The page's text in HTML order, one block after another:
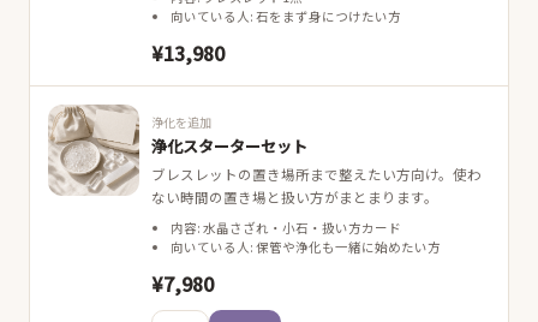
向いている人: 石をまず身につけたい方
¥13,980
浄化を追加
浄化スターターセット
ブレスレットの置き場所まで整えたい方向け。使わ
ない時間の置き場と扱い方がまとまります。
内容: 水晶さざれ・小石・扱い方カード
向いている人: 保管や浄化も一緒に始めたい方
¥7,980